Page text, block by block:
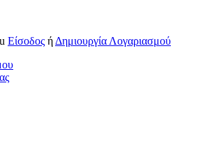
Είσοδος ή Δημιουργία Λογαριασμού